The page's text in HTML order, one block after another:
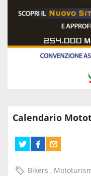
254.000
Calendario
Bikers ,